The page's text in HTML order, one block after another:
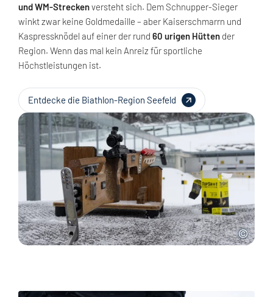
und WM-Streckenversteht sich. Dem Schnupper-Sieger
winkt zwar keine Goldmedaille – aber Kaiserschmarrn und
Kaspressknödel auf einer der rund 60 urigen Hütten der
Region. Wenn das mal kein Anreiz für sportliche
Höchstleistungen ist.
Entdecke die Biathlon-Region Seefeld